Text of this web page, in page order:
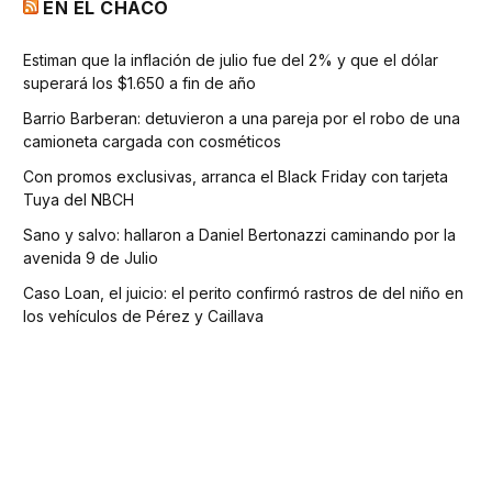
EN EL CHACO
Estiman que la inflación de julio fue del 2% y que el dólar
superará los $1.650 a fin de año
Barrio Barberan: detuvieron a una pareja por el robo de una
camioneta cargada con cosméticos
Con promos exclusivas, arranca el Black Friday con tarjeta
Tuya del NBCH
Sano y salvo: hallaron a Daniel Bertonazzi caminando por la
avenida 9 de Julio
Caso Loan, el juicio: el perito confirmó rastros de del niño en
los vehículos de Pérez y Caillava